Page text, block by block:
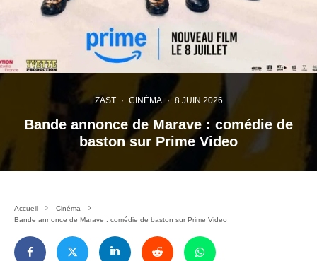
ZAST · CINÉMA · 8 JUIN 2026
Bande annonce de Marave : comédie de
baston sur Prime Video
Accueil
Cinéma
Bande annonce de Marave : comédie de baston sur Prime Video